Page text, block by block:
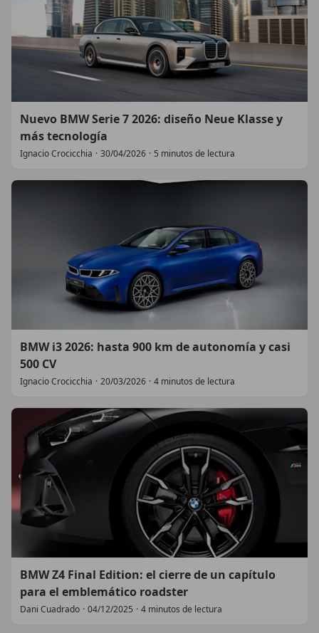
Nuevo BMW Serie 7 2026: diseño Neue Klasse y
más tecnología
Ignacio Crocicchia · 30/04/2026 · 5 minutos de lectura
BMW i3 2026: hasta 900 km de autonomía y casi
500 CV
Ignacio Crocicchia · 20/03/2026 · 4 minutos de lectura
BMW Z4 Final Edition: el cierre de un capítulo
para el emblemático roadster
Dani Cuadrado · 04/12/2025 · 4 minutos de lectura